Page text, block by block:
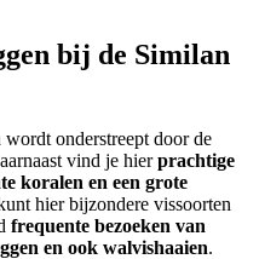
bij de Similan
onderstreept door de
vind je hierprachtige
koralen en een grote
hier bijzondere vissoorten
frequente bezoeken van
en ook walvishaaien.